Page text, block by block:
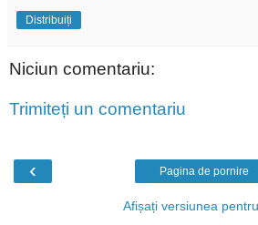
Distribuiți
Niciun comentariu:
Trimiteți un comentariu
‹ Pagina de pornire
Afișați versiunea